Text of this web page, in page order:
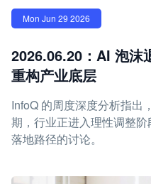
Mon Jun 29 2026
2026.06.20：AI 泡沫
重构产业底层
InfoQ 的周度深度分析指出
期，行业正进入理性调整
落地路径的讨论。